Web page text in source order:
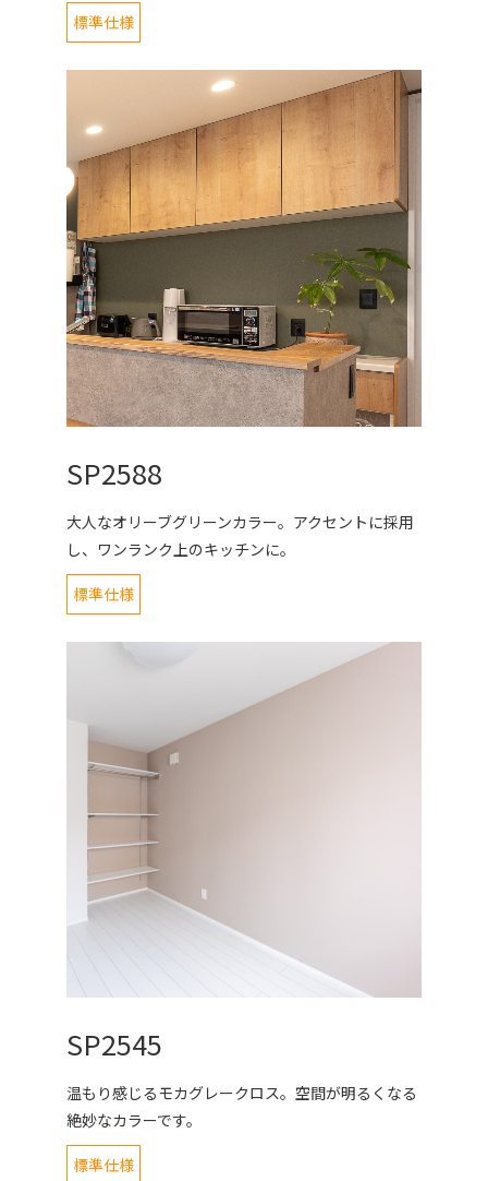
標準仕様
SP2588
大人なオリーブグリーンカラー。アクセントに採用
し、ワンランク上のキッチンに。
標準仕様
SP2545
温もり感じるモカグレークロス。空間が明るくなる
絶妙なカラーです。
標準仕様